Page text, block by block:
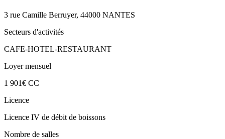
3 rue Camille Berruyer, 44000 NANTES
Secteurs d'activités
CAFE-HOTEL-RESTAURANT
Loyer mensuel
1 901€ CC
Licence
Licence IV de débit de boissons
Nombre de salles